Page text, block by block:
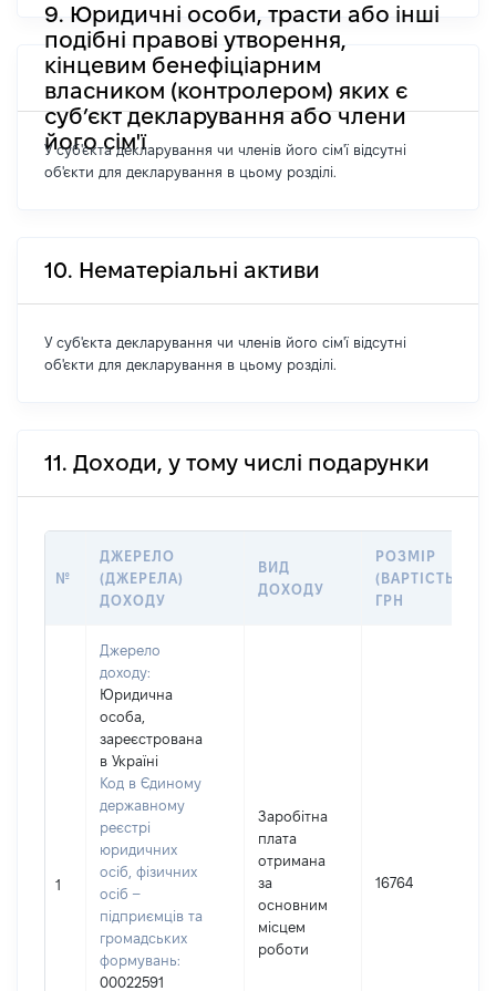
9. Юридичні особи, трасти або інші
подібні правові утворення,
кінцевим бенефіціарним
власником (контролером) яких є
суб’єкт декларування або члени
його сім'ї
У суб'єкта декларування чи членів його сім'ї відсутні
об'єкти для декларування в цьому розділі.
10. Нематеріальні активи
У суб'єкта декларування чи членів його сім'ї відсутні
об'єкти для декларування в цьому розділі.
11. Доходи, у тому числі подарунки
№
ДЖЕРЕЛО
(ДЖЕРЕЛА)
ДОХОДУ
ВИД
ДОХОДУ
РОЗМІР
(ВАРТІСТЬ),
ГРН
1
Джерело
доходу:
Юридична
особа,
зареєстрована
в Україні
Код в Єдиному
державному
реєстрі
юридичних
осіб, фізичних
осіб –
підприємців та
громадських
формувань:
00022591
Заробітна
плата
отримана
за
основним
місцем
роботи
16764